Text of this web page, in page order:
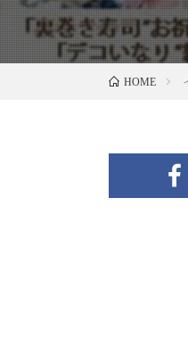
HOME